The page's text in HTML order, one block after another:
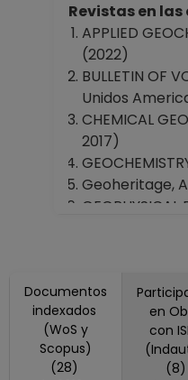
Revistas en
APPLIED
(2022)
BULLETIN OF
Unidos
CHEMICAL
2017)
Geoheritage,
GEOPHYSICAL
2026)
ISPRS TC III
BEYOND THE
AND
Documentos
indexados
(WoS y
Scopus)
(28)
en
con
(8)